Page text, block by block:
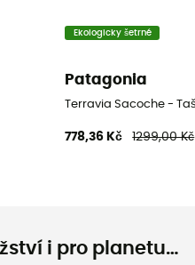
Ekologicky šetrné
Patagonia
Terravia Sacoche -
778,36 Kč 1299,00 Kč
i pro planetu…